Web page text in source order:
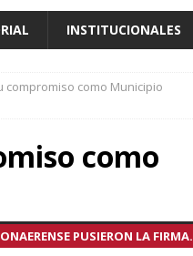
INSTITUCIONALES
compromiso como Municipio
como
PUSIERON LA FIRMA.